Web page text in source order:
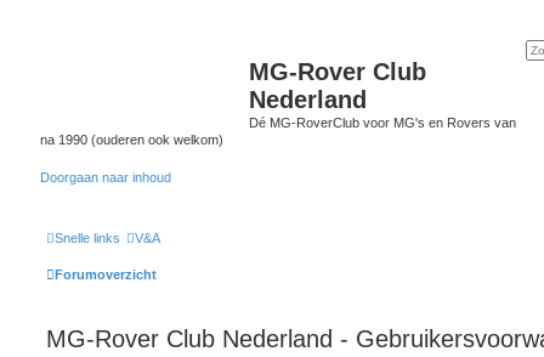
MG-Rover Club
Nederland
Dé MG-RoverClub voor MG's en Rovers van
na 1990 (ouderen ook welkom)
Doorgaan naar inhoud
Snelle links V&A
Forumoverzicht
MG-Rover Club Nederland -